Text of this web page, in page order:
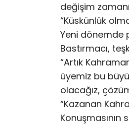
değişim
“Küskünlük
Yeni dönemde
Bastırmacı,
“Artık
üyemiz bu
olacağız,
“Kazanan
Konuşmasının